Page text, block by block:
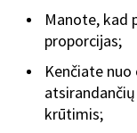
Manote, kad
proporcijas;
Kenčiate
krūtimis;